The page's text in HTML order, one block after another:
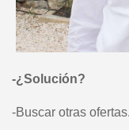
-¿Solución?
-Buscar otras ofertas.